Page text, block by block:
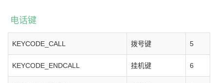
电话键
KEYCODE_CALL 拨号键 5
KEYCODE_ENDCALL 挂机键 6